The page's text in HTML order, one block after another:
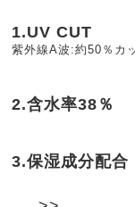
1.UV CUT
紫外線A波:約50％カ
2.含水率38％
3.保湿成分配合